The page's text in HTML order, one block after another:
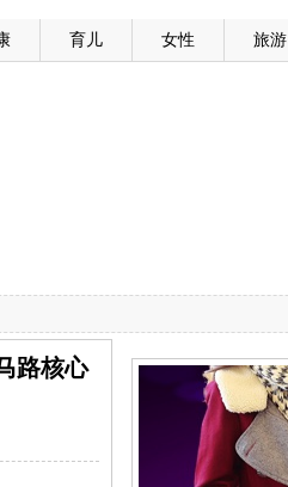
育儿 女性 旅游
路核心